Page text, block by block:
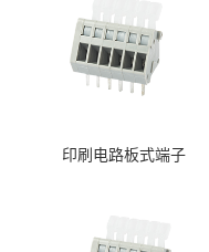
印刷电路板式端子